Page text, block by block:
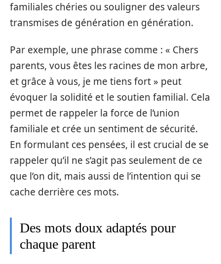
familiales chéries ou souligner des valeurs
transmises de génération en génération.
Par exemple, une phrase comme : « Chers
parents, vous êtes les racines de mon arbre,
et grâce à vous, je me tiens fort » peut
évoquer la solidité et le soutien familial. Cela
permet de rappeler la force de l’union
familiale et crée un sentiment de sécurité.
En formulant ces pensées, il est crucial de se
rappeler qu’il ne s’agit pas seulement de ce
que l’on dit, mais aussi de l’intention qui se
cache derrière ces mots.
Des mots doux adaptés pour
chaque parent